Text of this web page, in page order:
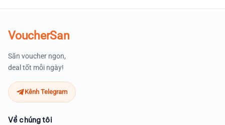
VoucherSan
Săn voucher ngon,
deal tốt mỗi ngày!
Kênh Telegram
Về chúng tôi